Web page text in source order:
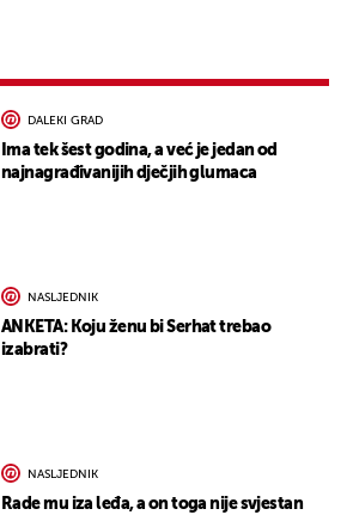
DALEKI GRAD
Ima tek šest godina, a već je jedan od
najnagrađivanijih dječjih glumaca
NASLJEDNIK
ANKETA: Koju ženu bi Serhat trebao
izabrati?
NASLJEDNIK
Rade mu iza leđa, a on toga nije svjestan